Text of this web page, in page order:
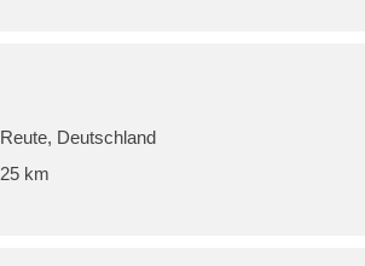
Reute, Deutschland
25 km